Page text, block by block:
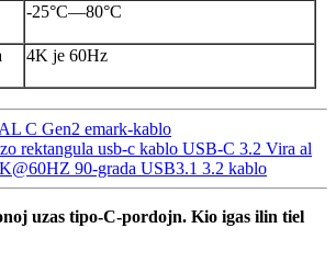
-25°C—80°C
4K je 60Hz
C Gen2 emark-kablo
rektangula usb-c kablo USB-C 3.2 Vira al
90-grada USB3.1 3.2 kablo
uzas tipo-C-pordojn. Kio igas ilin tiel